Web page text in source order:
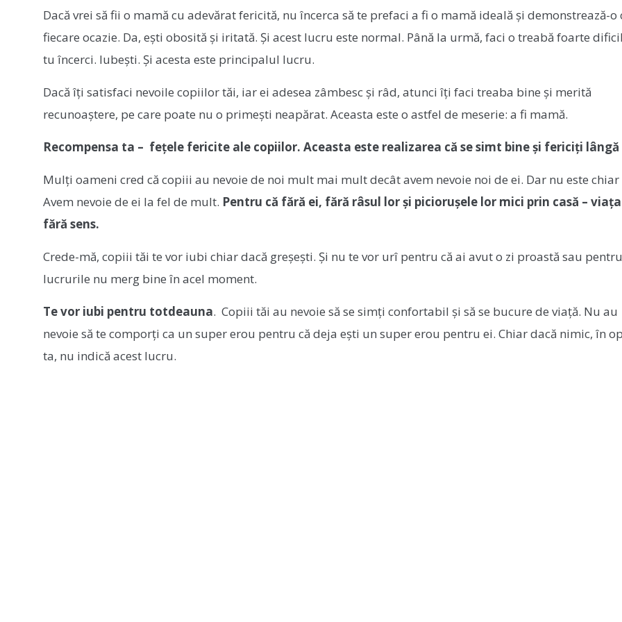
Dacă vrei să fii o mamă cu adevărat fericită, nu încerca să te prefaci a fi o mamă ideală și demonstrează-o
fiecare ocazie. Da, ești obosită și iritată. Și acest lucru este normal. Până la urmă, faci o treabă foarte
tu încerci. Iubești. Și acesta este principalul lucru.
Dacă îți satisfaci nevoile copiilor tăi, iar ei adesea zâmbesc și râd, atunci îți faci treaba bine și merită
recunoaștere, pe care poate nu o primești neapărat. Aceasta este o astfel de meserie: a fi mamă.
Recompensa ta – fețele fericite ale copiilor. Aceasta este realizarea că se simt bine și fericiți
Mulți oameni cred că copiii au nevoie de noi mult mai mult decât avem nevoie noi de ei. Dar nu este chiar
Avem nevoie de ei la fel de mult. Pentru că fără ei, fără râsul lor și piciorușele lor mici prin casă –
fără sens.
Crede-mă, copiii tăi te vor iubi chiar dacă greșești. Și nu te vor urî pentru că ai avut o zi proastă sau
lucrurile nu merg bine în acel moment.
Te vor iubi pentru totdeauna. Copiii tăi au nevoie să se simți confortabil și să se bucure de viață. Nu au
nevoie să te comporți ca un super erou pentru că deja ești un super erou pentru ei. Chiar dacă nimic, în
ta, nu indică acest lucru.